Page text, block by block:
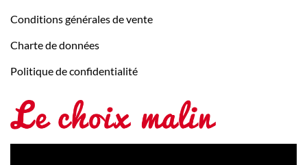
Conditions générales de vente
Charte de données
Politique de confidentialité